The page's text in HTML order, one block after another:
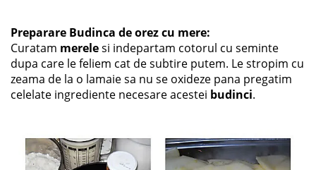
Preparare Budinca de orez cu mere:
Curatam merelesi indepartam cotorul cu seminte
dupa care le feliem cat de subtire putem. Le stropim cu
zeama de la o lamaie sa nu se oxideze pana pregatim
celelate ingrediente necesare acestei budinci.